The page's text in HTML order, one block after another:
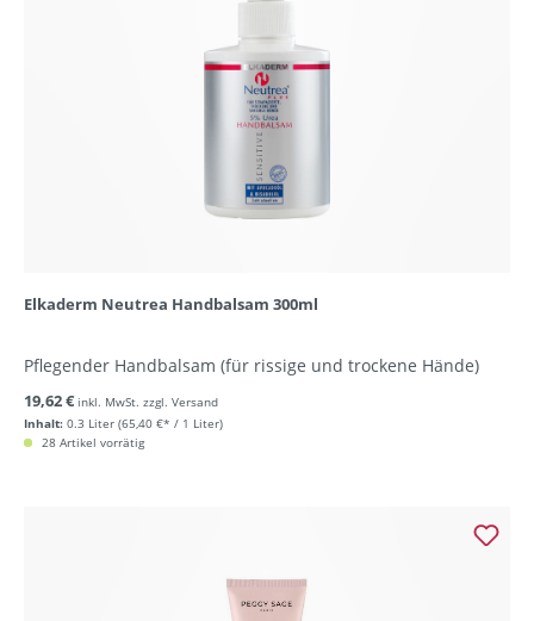
Elkaderm Neutrea Handbalsam 300ml
Pflegender Handbalsam (für rissige und trockene Hände)
Inhalt: 0.3 Liter (65,40 €* / 1 Liter)
19,62 € inkl. MwSt. zzgl. Versand
28 Artikel vorrätig